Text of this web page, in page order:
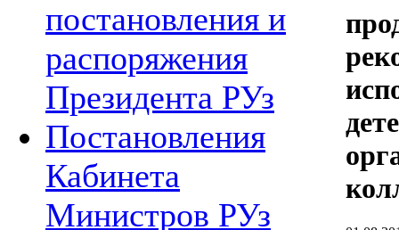
постановления и
распоряжения
Президента РУз
Постановления
Кабинета
Министров РУз